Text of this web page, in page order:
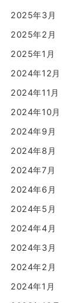
2025年3月
2025年2月
2025年1月
2024年12月
2024年11月
2024年10月
2024年9月
2024年8月
2024年7月
2024年6月
2024年5月
2024年4月
2024年3月
2024年2月
2024年1月